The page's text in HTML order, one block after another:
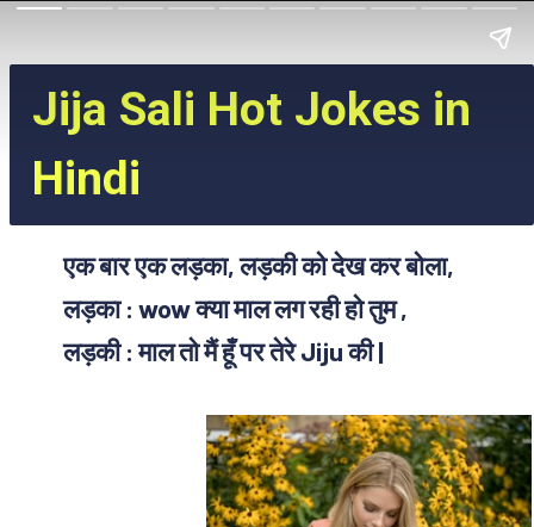
Jija Sali Hot Jokes in
Hindi
एक बार एक लड़का, लड़की को देख कर बोला,
लड़का : wow क्या माल लग रही हो तुम ,
लड़की : माल तो मैं हूँ पर तेरे Jiju की |